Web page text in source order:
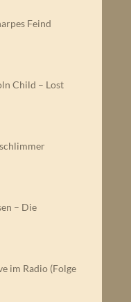
Feind
Child – Lost
– Die
im Radio (Folge